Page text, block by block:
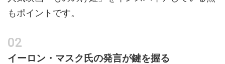
もポイントです。
イーロン・マスク氏の発言が鍵を握る